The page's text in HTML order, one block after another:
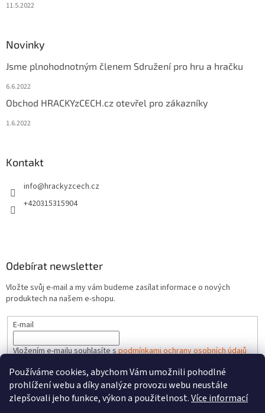
Používáme cookies, abychom Vám umožnili pohodlné
prohlížení webu a díky analýze provozu webu neustále
zlepšovali jeho funkce, výkon a použitelnost.Více informací
11.5.2022
Novinky
Jsme plnohodnotným členem Sdružení pro hru a hračku
6.6.2022
Obchod HRACKYzCECH.cz otevřel pro zákazníky
1.6.2022
Kontakt
info@hrackyzcech.cz
+420315315904
Odebírat newsletter
Vložte svůj e-mail a my vám budeme zasílat informace o nových
produktech na našem e-shopu.
E-mail
Vložením e-mailu souhlasíte spodmínkami ochrany osobních údajů
PŘIHLÁSIT SE